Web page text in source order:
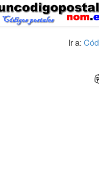
Ir a: